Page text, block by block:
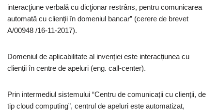
interacţiune verbală cu dicţionar restrâns, pentru comunicarea
automată cu clienţii în domeniul bancar” (cerere de brevet
A/00948 /16-11-2017).
Domeniul de aplicabilitate al invenției este interacțiunea cu
clienții în centre de apeluri (eng. call-center).
Prin intermediul sistemului “Centru de comunicații cu clienții, de
tip cloud computing”, centrul de apeluri este automatizat,